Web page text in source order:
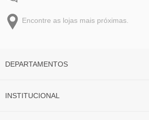
Encontre as lojas mais próximas.
DEPARTAMENTOS
INSTITUCIONAL